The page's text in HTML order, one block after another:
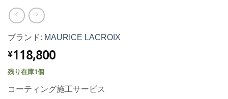
ブランド: MAURICE LACROIX
¥118,800
残り在庫1個
コーティング施工サービス